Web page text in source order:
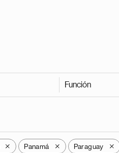
Función
X Panamá X Paraguay X